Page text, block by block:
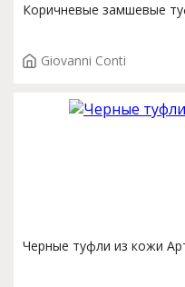
Коричневые замшевые
Giovanni Conti
Черные туфли из кожи